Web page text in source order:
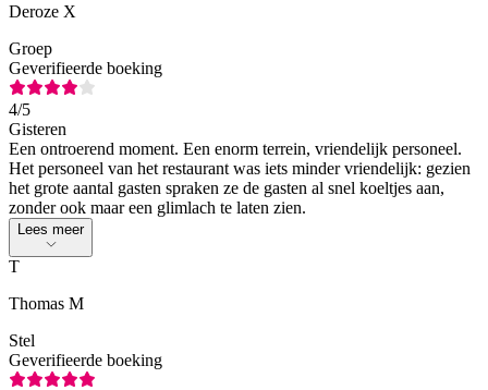
Deroze X
Groep
Geverifieerde boeking
4/5
Gisteren
Een ontroerend moment. Een enorm terrein, vriendelijk personeel.
Het personeel van het restaurant was iets minder vriendelijk: gezien
het grote aantal gasten spraken ze de gasten al snel koeltjes aan,
zonder ook maar een glimlach te laten zien.
Lees meer
T
Thomas M
Stel
Geverifieerde boeking